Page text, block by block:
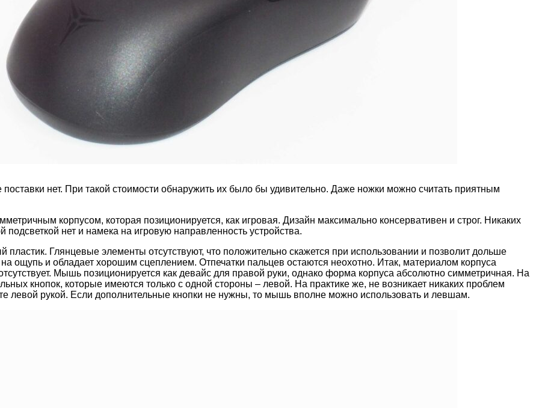
нет. При такой стоимости обнаружить их было бы удивительно. Даже ножки можно считать приятным
корпусом, которая позиционируется, как игровая. Дизайн максимально консервативен и строг. Никаких
нет и намека на игровую направленность устройства.
Глянцевые элементы отсутствуют, что положительно скажется при использовании и позволит дольше
ощупь и обладает хорошим сцеплением. Отпечатки пальцев остаются неохотно. Итак, материалом корпуса
Мышь позиционируется как девайс для правой руки, однако форма корпуса абсолютно симметричная. На
кнопок, которые имеются только с одной стороны – левой. На практике же, не возникает никаких проблем
левой рукой. Если дополнительные кнопки не нужны, то мышь вполне можно использовать и левшам.